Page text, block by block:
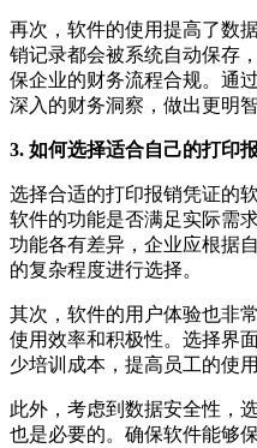
再次，软件的使用提高了数
销记录都会被系统自动保存
保企业的财务流程合规。通
深入的财务洞察，做出更明
3. 如何选择适合自己的打印
选择合适的打印报销凭证的
软件的功能是否满足实际需
功能各有差异，企业应根据
的复杂程度进行选择。
其次，软件的用户体验也非
使用效率和积极性。选择界
少培训成本，提高员工的使用
此外，考虑到数据安全性，
也是必要的。确保软件能够